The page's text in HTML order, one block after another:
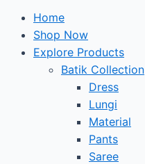
Home
Shop Now
Explore Products
Batik Collection
Dress
Lungi
Material
Pants
Saree